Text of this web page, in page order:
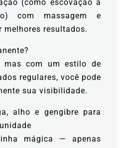
(como escovação a
com massagem e
melhores resultados.
mas com um estilo de
regulares, você pode
sua visibilidade.
alho e gengibre para
mágica — apenas